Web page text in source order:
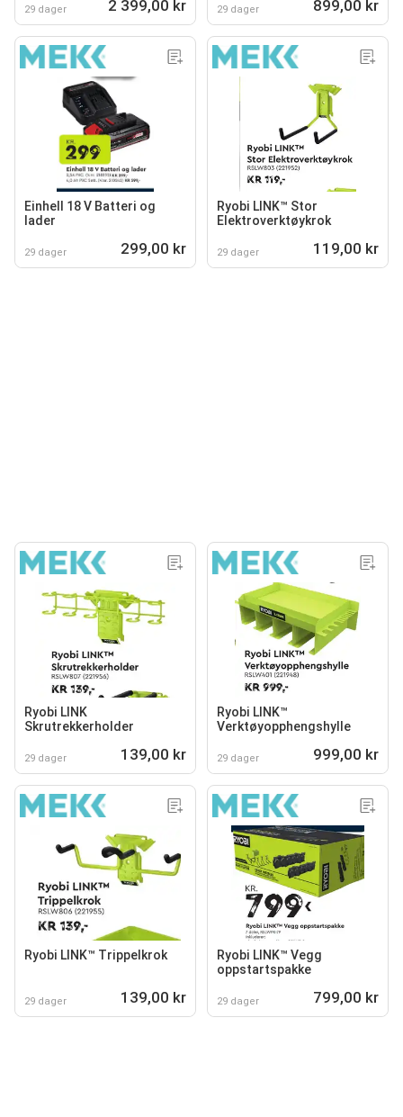
29 dager 2 399,00 kr 29 dager 899,00 kr
Einhell 18 V Batteri og
lader
29 dager 299,00 kr
Ryobi LINK™ Stor
Elektroverktøykrok
29 dager 119,00 kr
Ryobi LINK
Skrutrekkerholder
29 dager 139,00 kr
Ryobi LINK™
Verktøyopphengshylle
29 dager 999,00 kr
Ryobi LINK™ Trippelkrok
29 dager 139,00 kr
Ryobi LINK™ Vegg
oppstartspakke
29 dager 799,00 kr